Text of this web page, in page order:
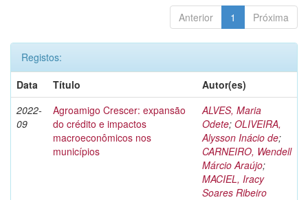
Anterior 1 Próxima
Registos:
Data
Título
Autor(es)
2022-
09
Agroamigo Crescer: expansão
do crédito e impactos
macroeconômicos nos
municípios
ALVES, Maria
Odete; OLIVEIRA,
Alysson Inácio de;
CARNEIRO, Wendell
Márcio Araújo;
MACIEL, Iracy
Soares Ribeiro